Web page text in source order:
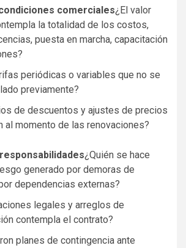
comerciales¿El valor
la totalidad de los costos,
puesta en marcha, capacitación
periódicas o variables que no se
previamente?
de descuentos y ajustes de precios
al momento de las renovaciones?
¿Quién se hace
generado por demoras de
dependencias externas?
legales y arreglos de
contempla el contrato?
planes de contingencia ante